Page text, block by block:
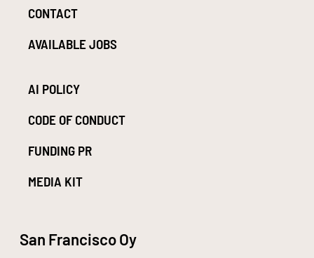
CONTACT
AVAILABLE JOBS
AI POLICY
CODE OF CONDUCT
FUNDING PR
MEDIA KIT
San Francisco Oy